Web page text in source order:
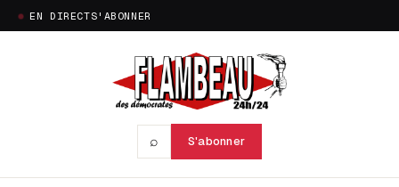
EN DIRECTS'ABONNER
⌕ S'abonner